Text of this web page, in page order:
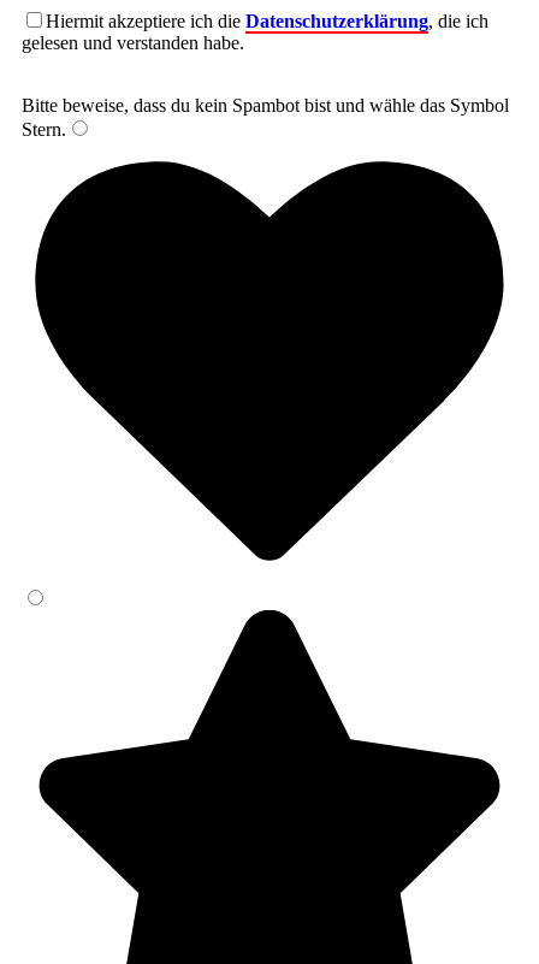
Hiermit akzeptiere ich die Datenschutzerklärung, die ich
gelesen und verstanden habe.
Bitte beweise, dass du kein Spambot bist und wähle das Symbol
Stern.